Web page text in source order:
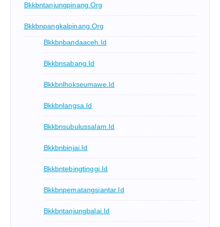
Bkkbntanjungpinang.org
Bkkbnpangkalpinang.org
Bkkbnbandaaceh.id
Bkkbnsabang.id
Bkkbnlhokseumawe.id
Bkkbnlangsa.id
Bkkbnsubulussalam.id
Bkkbnbinjai.id
Bkkbntebingtinggi.id
Bkkbnpematangsiantar.id
Bkkbntanjungbalai.id